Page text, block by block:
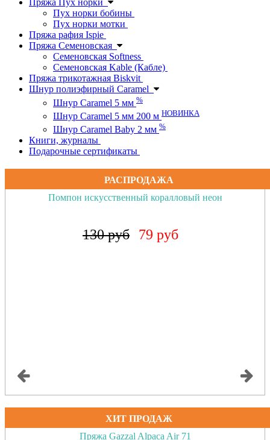
Пряжа Пух норки
Пух норки бобины
Пух норки мотки
Пряжа рафия Ispie
Пряжа Семеновская
Семеновская Softness
Семеновская Kable (Кабле)
Пряжа трикотажная Biskvit
Шнур полиэфирный Caramel
Шнур Caramel 5 мм %
Шнур Caramel 5 мм 200 м НОВИНКА
Шнур Caramel Baby 2 мм %
Книги, журналы
Подарочные сертификаты
РАСПРОДАЖА
Помпон искусственный коралловый неон
130 руб 79 руб
ХИТ ПРОДАЖ
Пряжа Gazzal Alpaca Air 71